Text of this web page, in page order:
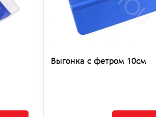
Выгонка с фетром 10см